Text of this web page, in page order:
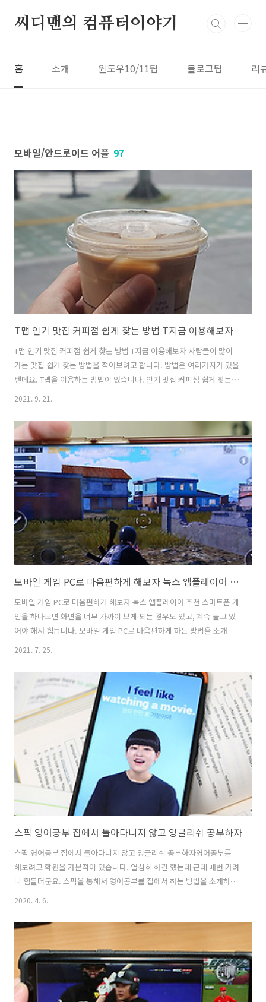
씨디맨의 컴퓨터이야기
홈 소개 윈도우10/11팁 블로그팁 리
모바일/안드로이드 어플 97
T맵 인기 맛집 커피점 쉽게 찾는 방법 T지금 이용해보자
T맵 인기 맛집 커피점 쉽게 찾는 방법 T지금 이용해보자 사람들이 많이
가는 맛집 쉽게 찾는 방법을 적어보려고 합니다. 방법은 여러가지가 있을
텐데요. T맵을 이용하는 방법이 있습니다. 인기 맛집 커피점 쉽게 찾는
방법으로 T지금을 이용해 보세요. T맵은 이미 사용하는것에 익숙할 것입
는 장소는 여러번 자주 방문을 할 겁니다. 여러사람이 사용하는 앱이라면
이것도 하나의 훌륭한 빅데이터 정보가 됩니다. T맵은 1900만명이 사용
하는 데이터를 이용해서 실시간 인기 급상승 목적지를 알려주는데요. 자
신이 살고 있는 지역이라고 하더라도 더 많은 사람들이 이동하고 어떤 곳
을 더 선호하는지는 알아두면 좋은 정보가 되겠죠? 제가 살고 있는 지역
에도 괜..
2021. 9. 21.
모바일 게임 PC로 마음편하게 해보자 녹스 앱플레이어 추천
모바일 게임 PC로 마음편하게 해보자 녹스 앱플레이어 추천 스마트폰 게
임을 하다보면 화면을 너무 가까이 보게 되는 경우도 있고, 계속 들고 있
어야 해서 힘듭니다. 모바일 게임 PC로 마음편하게 하는 방법을 소개 합
니다. 녹스 앱플레이어 추천 합니다. 스마트폰 성능이 낮아서 못하던 게
을 할 수 있죠. 그런데 녹스 앱플레이어는 여러 게임을 동시에 하려는 분
들도 많이 사용을 합니다. 케릭터 키우고 싶은데 오토사냥을 해놓고 싶은
분들도 사용할 수 있죠. 제 경우에는 스마트폰 앱을 캡처를 하거나 여러
앱을 동시에 실행하고 비교하거나 그런 목적으로도 사용할 때 괜찮았습
니다. 컴퓨터 사양만 좋다면 동시에 많은 앱을 동시 실행도 가능합니다.
2021. 7. 25.
스픽 영어공부 집에서 돌아다니지 않고 잉글리쉬 공부하자
스픽 영어공부 집에서 돌아다니지 않고 잉글리쉬 공부하자영어공부를
해보려고 학원을 가본적이 있습니다. 열심히 하긴 했는데 근데 매번 가려
니 힘들더군요. 스픽을 통해서 영어공부를 집에서 하는 방법을 소개하려
고 합니다. 돌아다니지 않고 잉글리쉬 공부를 할 수 있는데요. 스픽은 스
은 교육도 원격강의로 하고 자택근무도 늘고 해서 이래저래 정신이 없는
를 하고 싶은 분들에게는 괜찮은 앱이 될 것 같습니다. 물론 영어 공부하
는 앱은 여러가지가 있고 특별한 장점을 가진 서비스들도 많은데요. 스픽
은 다양한 주제로 동영상 강의와 따라하기가 있고, 실제로 해외에서 생활
했던 분들이 강의를 하..
2020. 4. 6.